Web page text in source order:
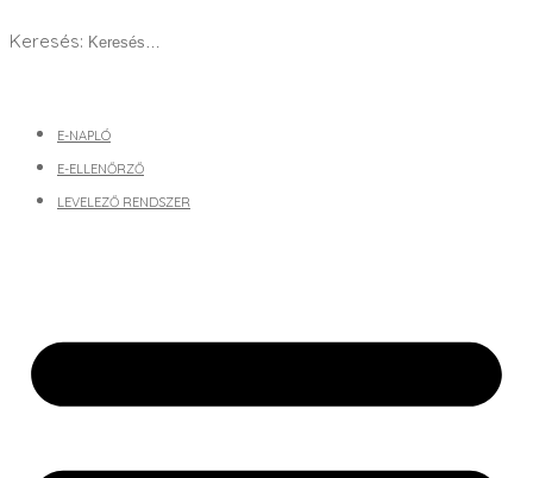
Keresés:
E-NAPLÓ
E-ELLENŐRZŐ
LEVELEZŐ RENDSZER